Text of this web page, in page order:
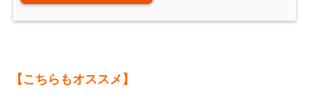
【こちらもオススメ】